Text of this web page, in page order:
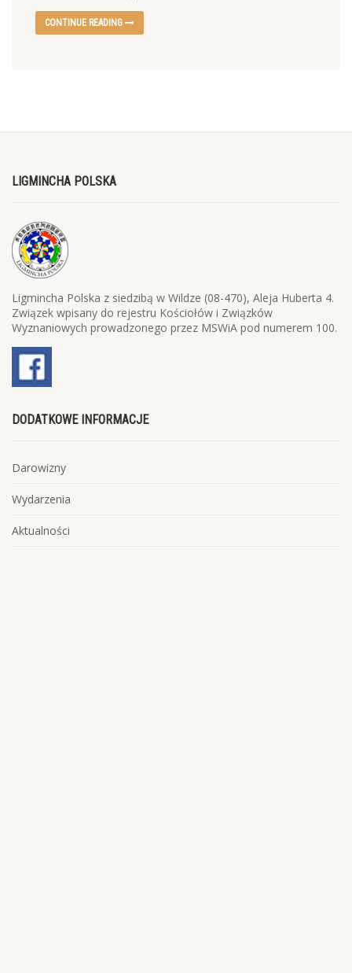
CONTINUE READING
LIGMINCHA POLSKA
Ligmincha Polska z siedzibą w Wildze (08-470), Aleja Huberta 4.
Związek wpisany do rejestru Kościołów i Związków
Wyznaniowych prowadzonego przez MSWiA pod numerem 100.
DODATKOWE INFORMACJE
Darowizny
Wydarzenia
Aktualności